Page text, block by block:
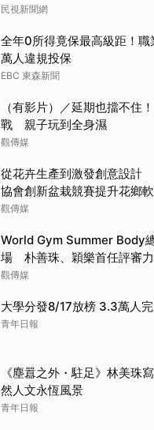
民視新聞網
全年0所得竟保最高級距！職
萬人違規投保
EBC 東森新聞
（有影片）／延期也擋不住
戰 親子玩到全身濕
觀傳媒
從花卉生產到激發創意設計
協會創新盆栽競賽提升花鄉
觀傳媒
World Gym Summer Body
場 朴善珠、穎樂首任評審
觀傳媒
大學分發8/17放榜 3.3萬人
青年日報
《塵囂之外・駐足》林美珠
然人文永恆風景
青年日報